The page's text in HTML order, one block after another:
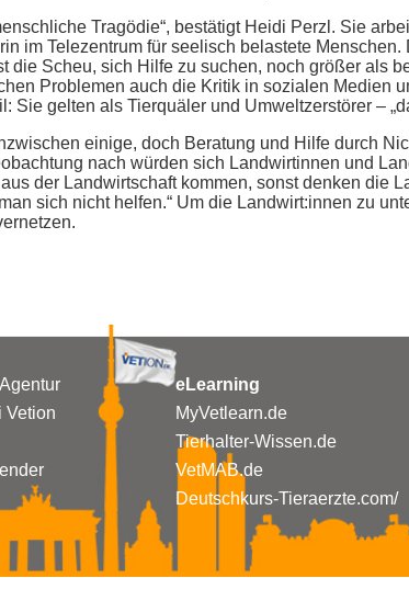
Tragödie“, bestätigt Heidi Perzl. Sie
im Telezentrum für seelisch belastete
die Scheu, sich Hilfe zu suchen, noch größer als
Problemen auch die Kritik in sozialen Medien
Sie gelten als Tierquäler und Umweltzerstörer –
einige, doch Beratung und Hilfe durch
nach würden sich Landwirtinnen und
der Landwirtschaft kommen, sonst denken die
sich nicht helfen.“ Um die Landwirt:innen zu
Vetion
eLearning
MyVetlearn.de
Tierhalter-Wissen.de
VetMAB.de
Deutschkurs-Tieraerzte.com/